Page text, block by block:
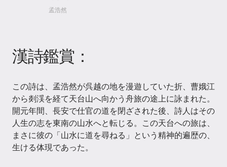
孟浩然
漢詩鑑賞：
この詩は、孟浩然が呉越の地を漫遊していた折、曹娥江
から剡渓を経て天台山へ向かう舟旅の途上に詠まれた。
開元年間、長安で仕官の道を閉ざされた後、詩人はその
人生の志を東南の山水へと転じる。この天台への旅は、
まさに彼の「山水に道を尋ねる」という精神的遍歴の、
生ける体現であった。